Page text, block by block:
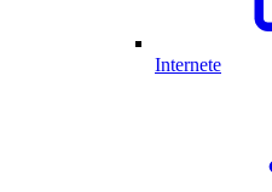
Internete